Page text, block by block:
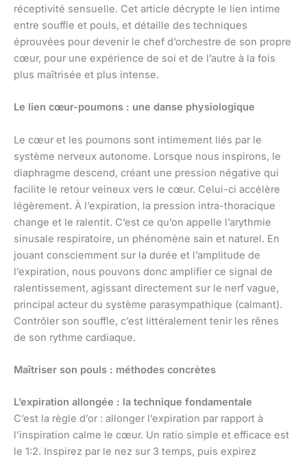
réceptivité sensuelle. Cet article décrypte le lien intime
entre souffle et pouls, et détaille des techniques
éprouvées pour devenir le chef d’orchestre de son propre
cœur, pour une expérience de soi et de l’autre à la fois
plus maîtrisée et plus intense.
Le lien cœur-poumons : une danse physiologique
Le cœur et les poumons sont intimement liés par le
système nerveux autonome. Lorsque nous inspirons, le
diaphragme descend, créant une pression négative qui
facilite le retour veineux vers le cœur. Celui-ci accélère
légèrement. À l’expiration, la pression intra-thoracique
change et le ralentit. C’est ce qu’on appelle l’arythmie
sinusale respiratoire, un phénomène sain et naturel. En
jouant consciemment sur la durée et l’amplitude de
l’expiration, nous pouvons donc amplifier ce signal de
ralentissement, agissant directement sur le nerf vague,
principal acteur du système parasympathique (calmant).
Contrôler son souffle, c’est littéralement tenir les rênes
de son rythme cardiaque.
Maîtriser son pouls : méthodes concrètes
L’expiration allongée : la technique fondamentale
C’est la règle d’or : allonger l’expiration par rapport à
l’inspiration calme le cœur. Un ratio simple et efficace est
le 1:2. Inspirez par le nez sur 3 temps, puis expirez